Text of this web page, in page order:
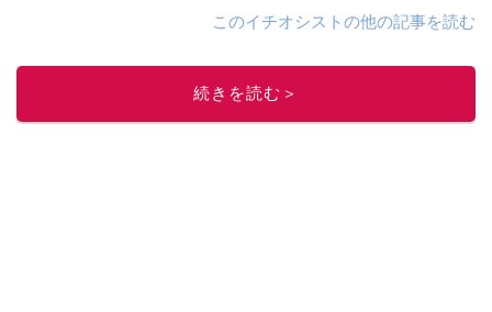
このイチオシストの他の記事を読む
続きを読む＞